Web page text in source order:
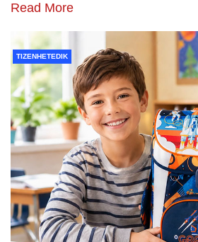
Read More
TIZENHETEDIK